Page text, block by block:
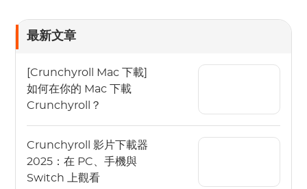
最新文章
[Crunchyroll Mac 下載]
如何在你的 Mac 下載
Crunchyroll？
Crunchyroll 影片下載器
2025：在 PC、手機與
Switch 上觀看